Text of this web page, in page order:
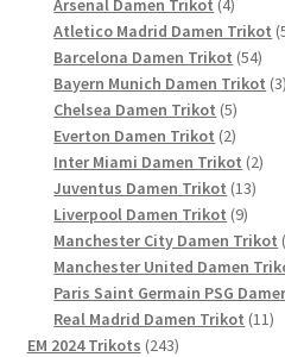
Arsenal Damen Trikot 4
Atletico Madrid Damen Trikot
Barcelona Damen Trikot 5454
Bayern Munich Damen Trikot 33
Chelsea Damen Trikot 55
Everton Damen Trikot 22
Inter Miami Damen Trikot 22
Juventus Damen Trikot 1313
Liverpool Damen Trikot 99
Manchester City Damen Trikot
Manchester United Damen
Paris Saint Germain PSG
Real Madrid Damen Trikot 1111
EM 2024 Trikots 243243